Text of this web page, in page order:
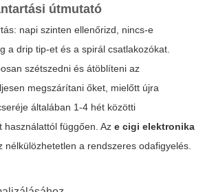
útmutató
napi szinten ellenőrizd, nincs-e
a drip tip-et és a spirál csatlakozókat.
szétszedni és átöblíteni az
megszárítani őket, mielőtt újra
általában 1-4 hét közötti
használattól függően. Az e cigi elektronika
nélkülözhetetlen a rendszeres odafigyelés.